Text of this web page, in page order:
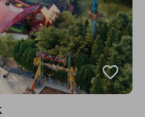
favorite_border